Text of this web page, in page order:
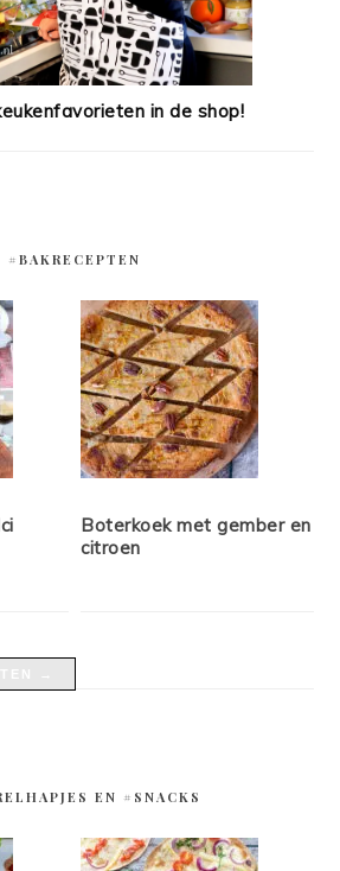
in de shop!
#BAKRECEPTEN
Boterkoek met gember en
citroen
EN #SNACKS